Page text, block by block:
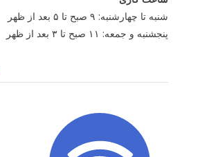
شنبه تا چهارشنبه: ۹ صبح تا ۵ بعد از ظهر
پنجشنبه و جمعه: ۱۱ صبح تا ۳ بعد از ظهر